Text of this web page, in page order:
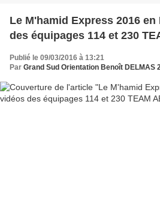
Le M'hamid Express 2016
des équipages 114 et 230
Publié le 09/03/2016 à 13:21
Par Grand Sud Orientation Benoît DELMAS